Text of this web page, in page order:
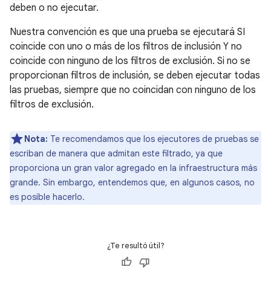
deben o no ejecutar.
Nuestra convención es que una prueba se ejecutará SI
coincide con uno o más de los filtros de inclusión Y no
coincide con ninguno de los filtros de exclusión. Si no se
proporcionan filtros de inclusión, se deben ejecutar todas
las pruebas, siempre que no coincidan con ninguno de los
filtros de exclusión.
Nota: Te recomendamos que los ejecutores de pruebas se
escriban de manera que admitan este filtrado, ya que
proporciona un gran valor agregado en la infraestructura más
grande. Sin embargo, entendemos que, en algunos casos, no
es posible hacerlo.
¿Te resultó útil?